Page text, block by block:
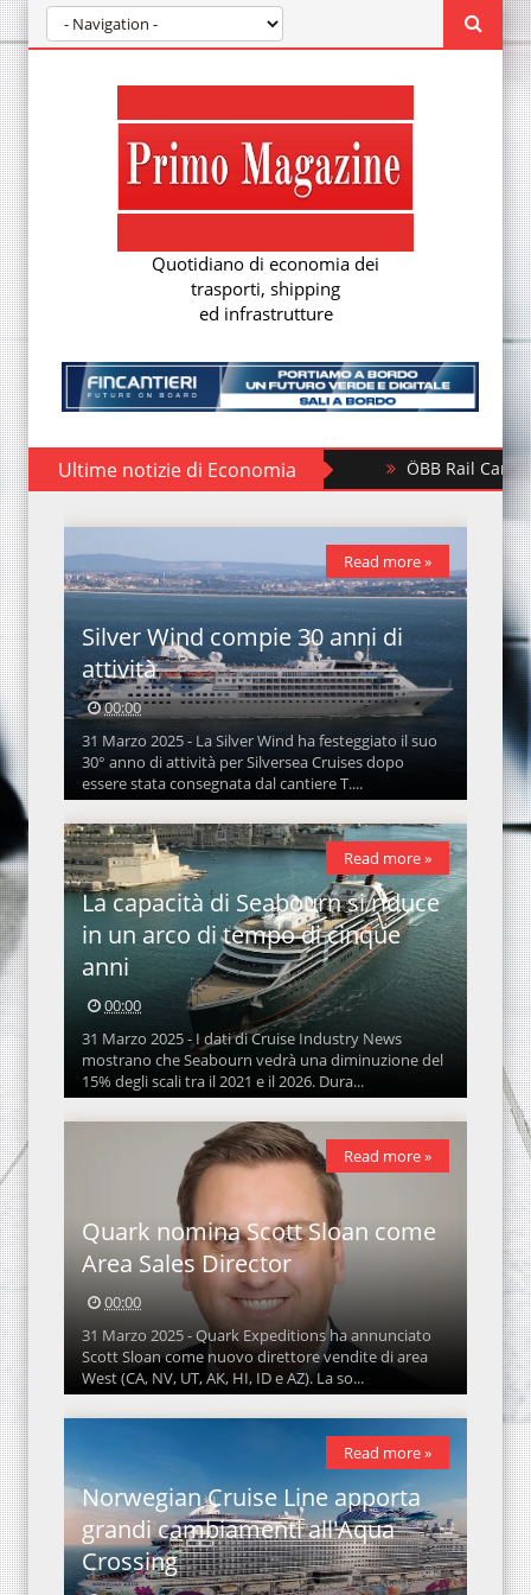
Quotidiano di economia dei
trasporti, shipping
ed infrastrutture
Ultime notizie di EconomiaÖBB Rail Cargo investe in 500 nuovi
Silver Wind compie 30 anni di
attività
00:00
31 Marzo 2025 - La Silver Wind ha festeggiato il suo
30° anno di attività per Silversea Cruises dopo
essere stata consegnata dal cantiere T....
Read more »
La capacità di Seabourn si riduce
in un arco di tempo di cinque
anni
00:00
31 Marzo 2025 - I dati di Cruise Industry News
mostrano che Seabourn vedrà una diminuzione del
15% degli scali tra il 2021 e il 2026. Dura...
Read more »
Quark nomina Scott Sloan come
Area Sales Director
00:00
31 Marzo 2025 - Quark Expeditions ha annunciato
Scott Sloan come nuovo direttore vendite di area
West (CA, NV, UT, AK, HI, ID e AZ). La so...
Read more »
Norwegian Cruise Line apporta
grandi cambiamenti all'Aqua
Crossing
Read more »